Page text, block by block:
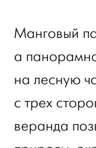
Манговый
а
на лесную
с трех
веранда